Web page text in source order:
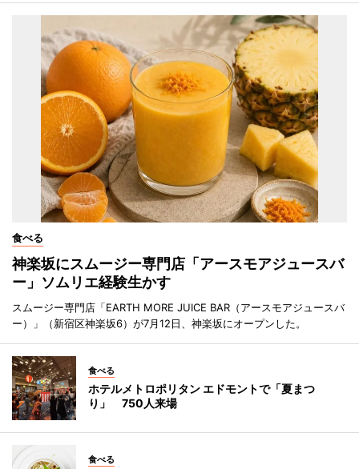
食べる
神楽坂にスムージー専門店「アースモアジュースバ
ー」ソムリエ経験生かす
スムージー専門店「EARTH MORE JUICE BAR（アースモアジュースバ
ー）」（新宿区神楽坂6）が7月12日、神楽坂にオープンした。
食べる
ホテルメトロポリタン エドモントで「夏まつ
り」 750人来場
食べる